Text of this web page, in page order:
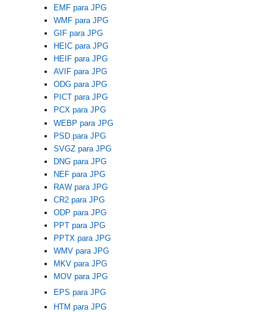
EMF para JPG
WMF para JPG
GIF para JPG
HEIC para JPG
HEIF para JPG
AVIF para JPG
ODG para JPG
PICT para JPG
PCX para JPG
WEBP para JPG
PSD para JPG
SVGZ para JPG
DNG para JPG
NEF para JPG
RAW para JPG
CR2 para JPG
ODP para JPG
PPT para JPG
PPTX para JPG
WMV para JPG
MKV para JPG
MOV para JPG
EPS para JPG
HTM para JPG